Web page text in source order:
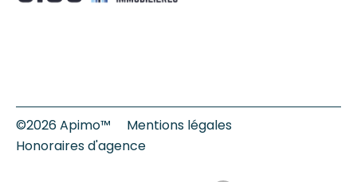
©2026 Apimo™
Mentions légales
Honoraires d'agence